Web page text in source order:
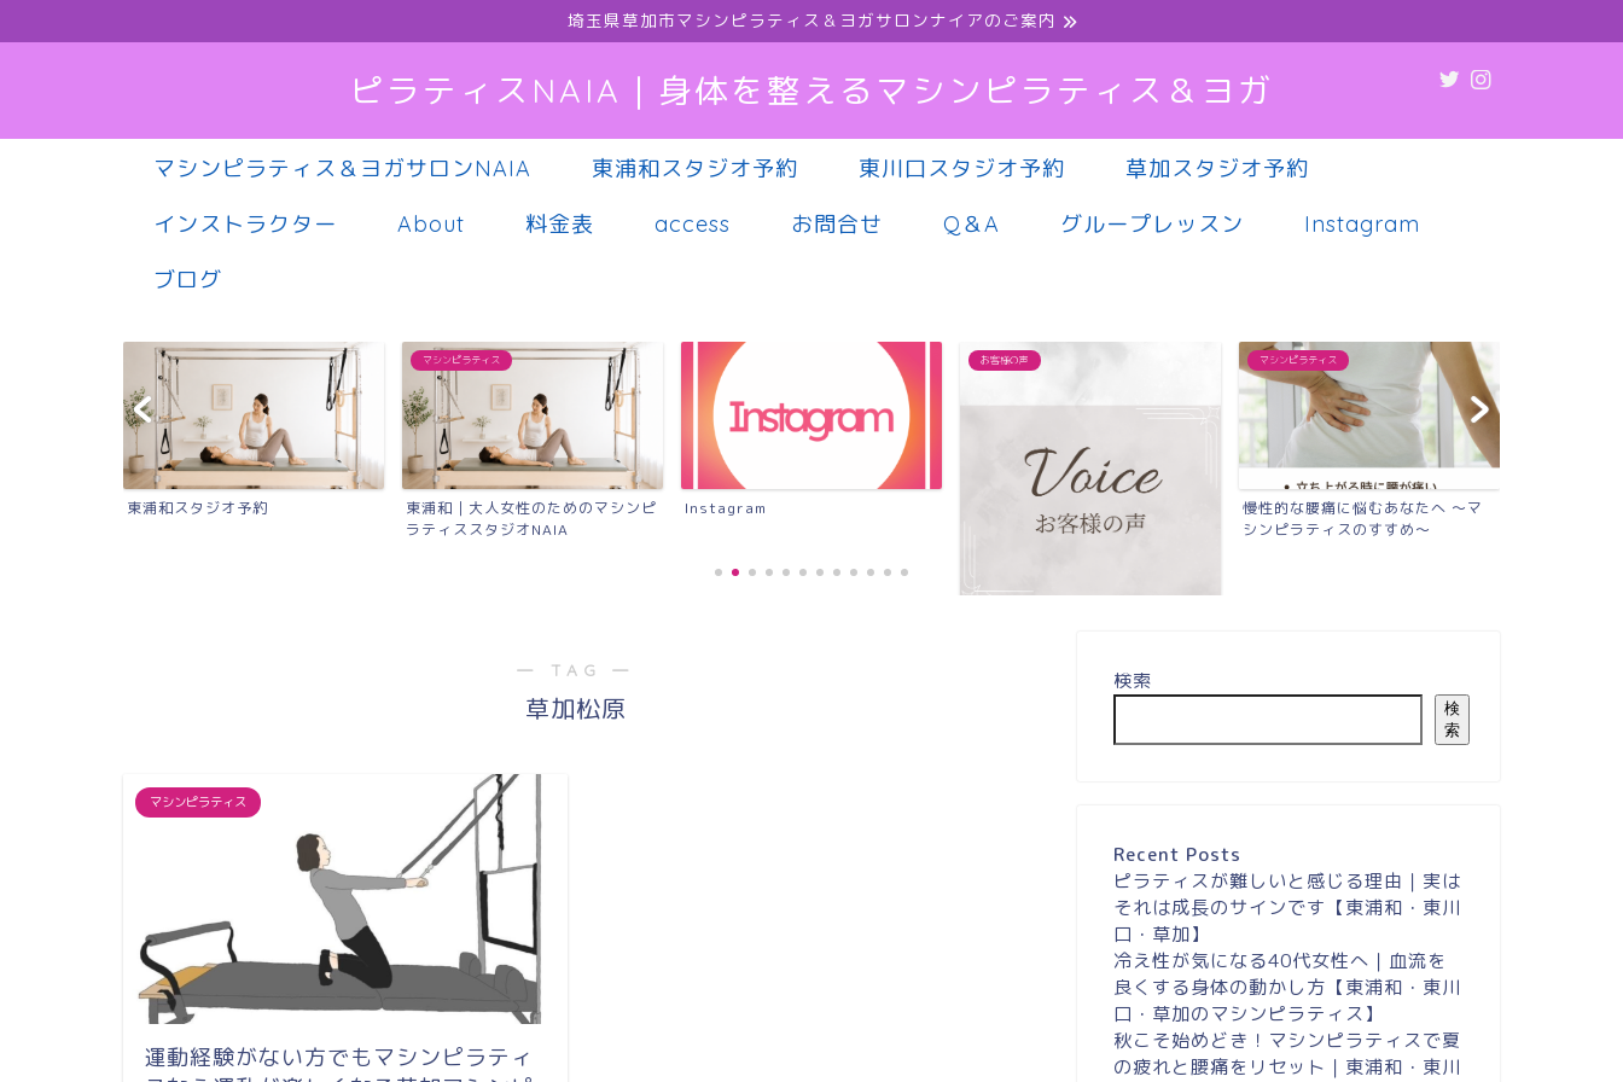
埼玉県草加市マシンピラティス＆ヨガサロンナイアのご案内
ピラティスNAIA｜身体を整えるマシンピラティス＆ヨガ
マシンピラティス＆ヨガサロンNAIA 東浦和スタジオ予約 東川口スタジオ予約
草加スタジオ予約
インストラクター
About 料金表 access お問合せ Q＆A グループレッスン
Instagram
ブログ
東浦和スタジオ予約
マシンピラティス
東浦和｜大人女性のためのマシンピ
ラティススタジオNAIA
Instagram
お客様の声
《お客様の声》膝の痛みが緩和し、
マシンピラティス
慢性的な腰痛に悩むあなたへ 〜マ
シンピラティスのすすめ〜
― TAG ―
草加松原
マシンピラティス
運動経験がない方でもマシンピラティ
検索
検
索
Recent Posts
ピラティスが難しいと感じる理由｜実は
それは成長のサインです【東浦和・東川
口・草加】
冷え性が気になる40代女性へ｜血流を
良くする身体の動かし方【東浦和・東川
口・草加のマシンピラティス】
秋こそ始めどき！マシンピラティスで夏
の疲れと腰痛をリセット｜東浦和・東川